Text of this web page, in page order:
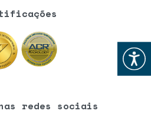
Abrir
nas redes sociais